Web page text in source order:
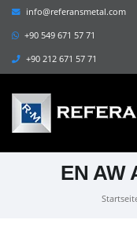
info@referansmetal.com
+90 549 671 57 71
+90 212 671 57 71
EN AW